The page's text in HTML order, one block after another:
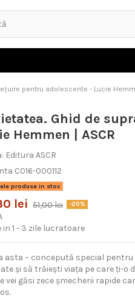
pentru adolescente - Lucie
Ghid de
Hemmen | ASCR
Editura ASCR
C016-000112
produse in stoc
lei 51,00 lei -20%
in 1 - 3 zile lucratoare
asta – concepută special
și să trăiești viața pe care ți-o
vei găsi zece șmecherii rapide